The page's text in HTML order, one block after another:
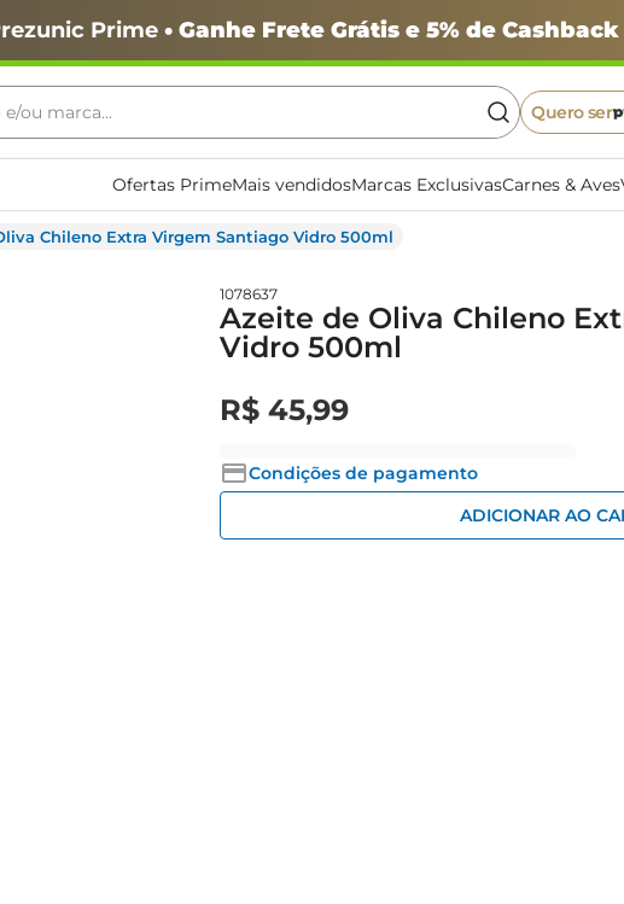
Prime• Ganhe Frete Grátis e 5% de Cashback
e/ou marca...
Quero ser
Ofertas PrimeMais vendidosMarcas ExclusivasCarnes & Aves
Chileno Extra Virgem Santiago Vidro 500ml
1078637
Azeite de Oliva Chileno
Vidro 500ml
R$ 45,99
Condições de pagamento
ADICIONAR AO